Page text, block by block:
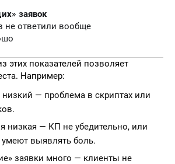
заявок
не ответили вообще
этих показателей позволяет
Например:
низкий — проблема в скриптах или
низкая — КП не убедительно, или
выявлять боль.
заявки много — клиенты не